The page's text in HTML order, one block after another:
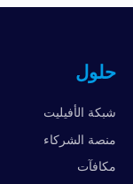
حلول
شبكة الأفيليت
منصة الشركاء
مكافآت